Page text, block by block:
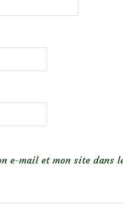
e-mail et mon site dans